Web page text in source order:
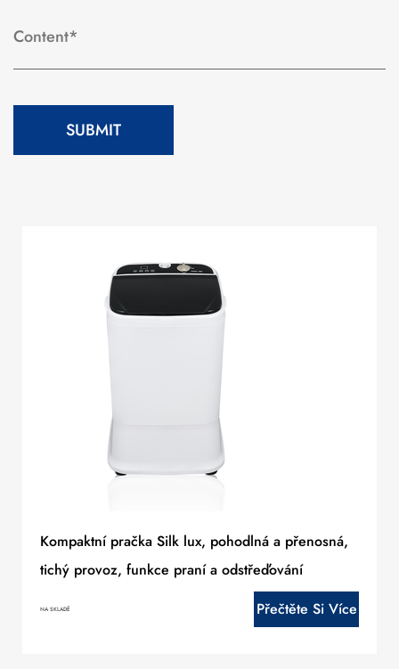
Kompaktní pračka Silk lux, pohodlná a přenosná,
tichý provoz, funkce praní a odstřeďování
NA SKLADĚ Přečtěte Si Více